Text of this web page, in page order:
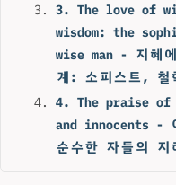
3. The love of
wisdom: the
wise man - 지혜
계: 소피스트, 철
4. The praise
and innocents -
순수한 자들의 지